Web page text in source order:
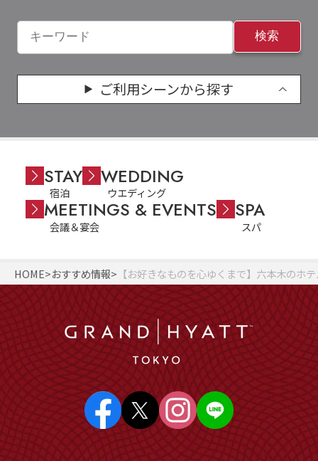
検索
ご利用シーンから探す
STAY
宿泊
WEDDING
ウエディング
MEETINGS & EVENTS
会議＆宴会
SPA
スパ
HOME おすすめ情報 【お好きなものを心ゆくまで】六本木のホ